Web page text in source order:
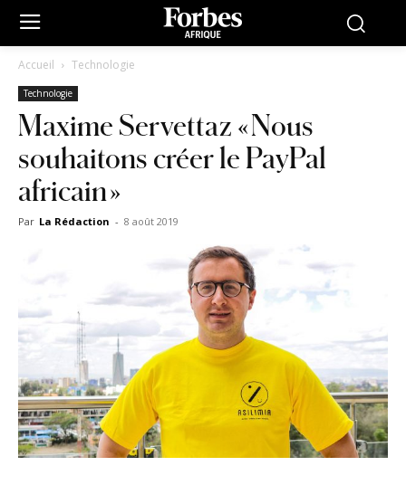
Accueil Technologie
Technologie
Maxime Servettaz « Nous
souhaitons créer le PayPal
africain »
Par La Rédaction - 8 août 2019